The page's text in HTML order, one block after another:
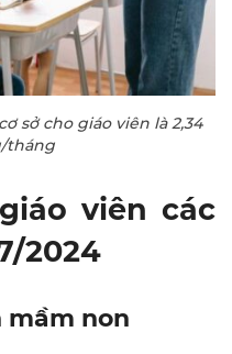
sở cho giáo viên là 2,34
tháng
viên các
2024
mầm non